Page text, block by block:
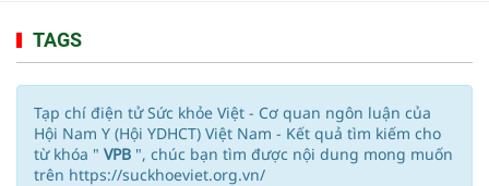
TAGS
Tạp chí điện tử Sức khỏe Việt - Cơ quan ngôn luận của
Hội Nam Y (Hội YDHCT) Việt Nam - Kết quả tìm kiếm cho
từ khóa " VPB ", chúc bạn tìm được nội dung mong muốn
trên https://suckhoeviet.org.vn/